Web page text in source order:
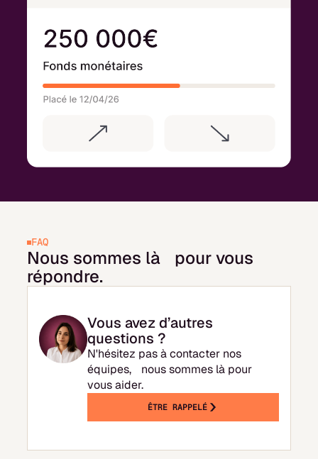
FAQ
Nous sommes là pour vous
répondre.
Vous avez d’autres
questions ?
N'hésitez pas à contacter nos
équipes, nous sommes là pour
vous aider.
ÊTRE RAPPELÉ